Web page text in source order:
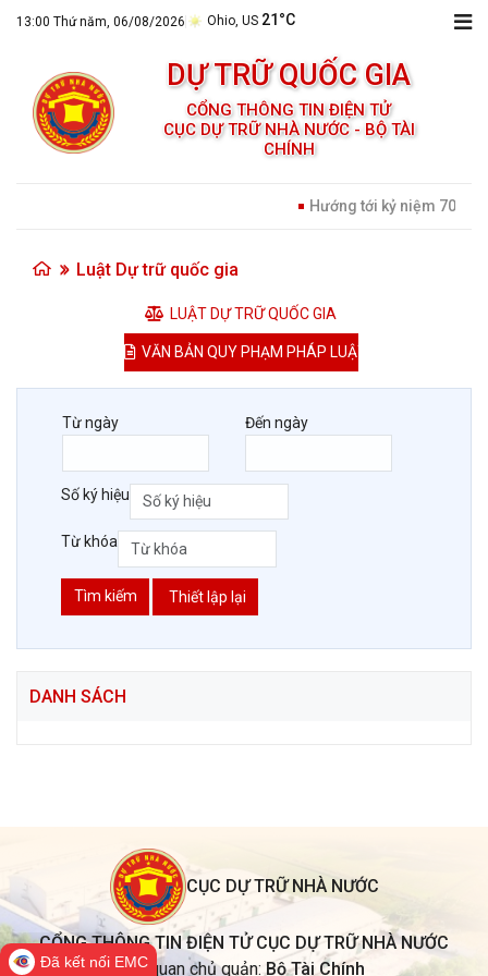
13:00 Thứ năm, 06/08/2026 Ohio, US 21°C
DỰ TRỮ QUỐC GIA
CỔNG THÔNG TIN ĐIỆN TỬ
CỤC DỰ TRỮ NHÀ NƯỚC - BỘ TÀI
CHÍNH
Hướng tới kỷ niệm 70
Luật Dự trữ quốc gia
LUẬT DỰ TRỮ QUỐC GIA
VĂN BẢN QUY PHẠM PHÁP LUẬT LIÊN QUAN
Từ ngày Đến ngày
Số ký hiệu
Từ khóa
Tìm kiếm Thiết lập lại
DANH SÁCH
CỤC DỰ TRỮ NHÀ NƯỚC
CỔNG THÔNG TIN ĐIỆN TỬ CỤC DỰ TRỮ NHÀ NƯỚC
Cơ quan chủ quản:Bộ Tài Chính
Đã kết nối EMC